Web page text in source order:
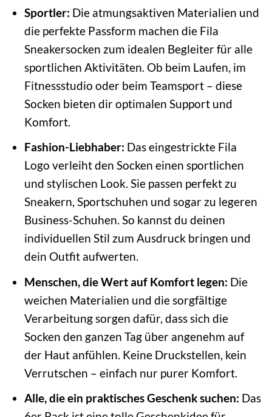
Sportler: Die atmungsaktiven Materialien und
die perfekte Passform machen die Fila
Sneakersocken zum idealen Begleiter für alle
sportlichen Aktivitäten. Ob beim Laufen, im
Fitnessstudio oder beim Teamsport – diese
Socken bieten dir optimalen Support und
Komfort.
Fashion-Liebhaber: Das eingestrickte Fila
Logo verleiht den Socken einen sportlichen
und stylischen Look. Sie passen perfekt zu
Sneakern, Sportschuhen und sogar zu legeren
Business-Schuhen. So kannst du deinen
individuellen Stil zum Ausdruck bringen und
dein Outfit aufwerten.
Menschen, die Wert auf Komfort legen: Die
weichen Materialien und die sorgfältige
Verarbeitung sorgen dafür, dass sich die
Socken den ganzen Tag über angenehm auf
der Haut anfühlen. Keine Druckstellen, kein
Verrutschen – einfach nur purer Komfort.
Alle, die ein praktisches Geschenk suchen: Das